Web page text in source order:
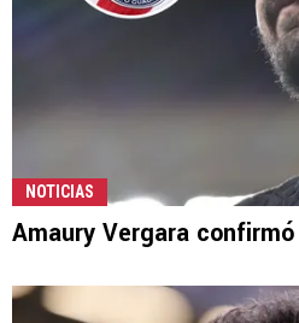
NOTICIAS
Amaury Vergara